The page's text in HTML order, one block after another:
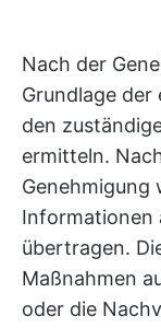
Nach der
Grundlage
den
ermitteln.
Genehmigung
Informationen
übertragen.
Maßnahmen
oder die